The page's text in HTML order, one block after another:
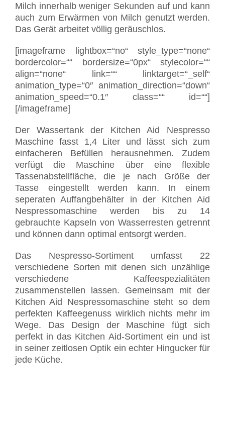
Milch innerhalb weniger Sekunden auf und kann
auch zum Erwärmen von Milch genutzt werden.
Das Gerät arbeitet völlig geräuschlos.
[imageframe lightbox=“no“ style_type=“none“
bordercolor=““ bordersize=“0px“ stylecolor=““
align=“none“ link=““ linktarget=“_self“
animation_type=“0″ animation_direction=“down“
animation_speed=“0.1″ class=““ id=““]
[/imageframe]
Der Wassertank der Kitchen Aid Nespresso
Maschine fasst 1,4 Liter und lässt sich zum
einfacheren Befüllen herausnehmen. Zudem
verfügt die Maschine über eine flexible
Tassenabstellfläche, die je nach Größe der
Tasse eingestellt werden kann. In einem
seperaten Auffangbehälter in der Kitchen Aid
Nespressomaschine werden bis zu 14
gebrauchte Kapseln von Wasserresten getrennt
und können dann optimal entsorgt werden.
Das Nespresso-Sortiment umfasst 22
verschiedene Sorten mit denen sich unzählige
verschiedene Kaffeespezialitäten
zusammenstellen lassen. Gemeinsam mit der
Kitchen Aid Nespressomaschine steht so dem
perfekten Kaffeegenuss wirklich nichts mehr im
Wege. Das Design der Maschine fügt sich
perfekt in das Kitchen Aid-Sortiment ein und ist
in seiner zeitlosen Optik ein echter Hingucker für
jede Küche.